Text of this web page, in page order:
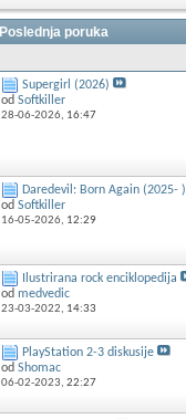
Poslednja poruka
Supergirl (2026)
od Softkiller
28-06-2026, 16:47
Daredevil: Born Again (2025- )
od Softkiller
16-05-2026, 12:29
Ilustrirana rock enciklopedija
od medvedic
23-03-2022, 14:33
PlayStation 2-3 diskusije
od Shomac
06-02-2023, 22:27